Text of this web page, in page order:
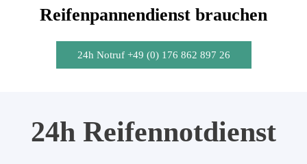
Reifenpannendienst brauchen
24h Notruf +49 (0) 176 862 897 26
24h Reifennotdienst